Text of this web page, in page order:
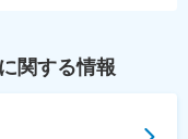
関する情報